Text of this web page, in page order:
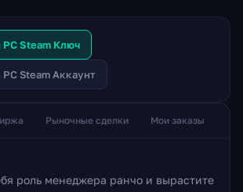
PC Steam Ключ
PC Steam Аккаунт
Рыночные сделки Мои заказы
роль менеджера ранчо и вырастите